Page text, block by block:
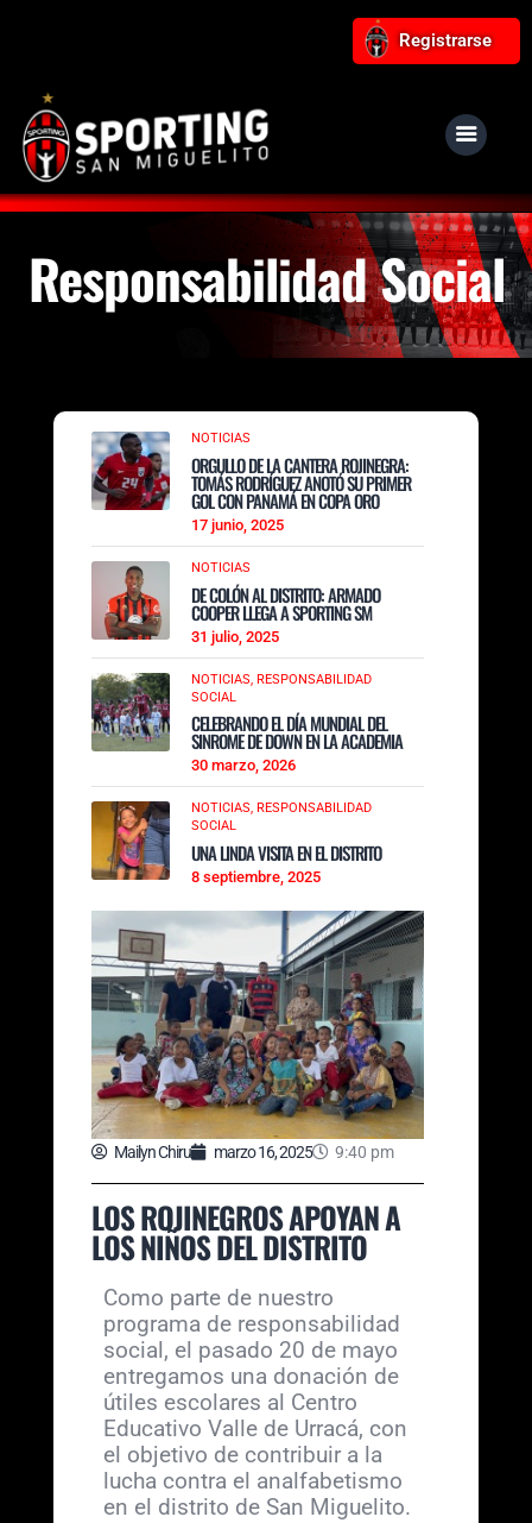
Registrarse
Responsabilidad Social
NOTICIAS
ORGULLO DE LA CANTERA ROJINEGRA:
TOMÁS RODRÍGUEZ ANOTÓ SU PRIMER
GOL CON PANAMÁ EN COPA ORO
17 junio, 2025
NOTICIAS
DE COLÓN AL DISTRITO: ARMADO
COOPER LLEGA A SPORTING SM
31 julio, 2025
NOTICIAS,RESPONSABILIDAD
SOCIAL
CELEBRANDO EL DÍA MUNDIAL DEL
SINROME DE DOWN EN LA ACADEMIA
30 marzo, 2026
NOTICIAS, RESPONSABILIDAD
SOCIAL
UNA LINDA VISITA EN EL DISTRITO
8 septiembre, 2025
Mailyn Chiru marzo 16, 2025 9:40 pm
LOS ROJINEGROS APOYAN A
LOS NIÑOS DEL DISTRITO
Como parte de nuestro
programa de responsabilidad
social, el pasado 20 de mayo
entregamos una donación de
útiles escolares al Centro
Educativo Valle de Urracá, con
el objetivo de contribuir a la
lucha contra el analfabetismo
en el distrito de San Miguelito.